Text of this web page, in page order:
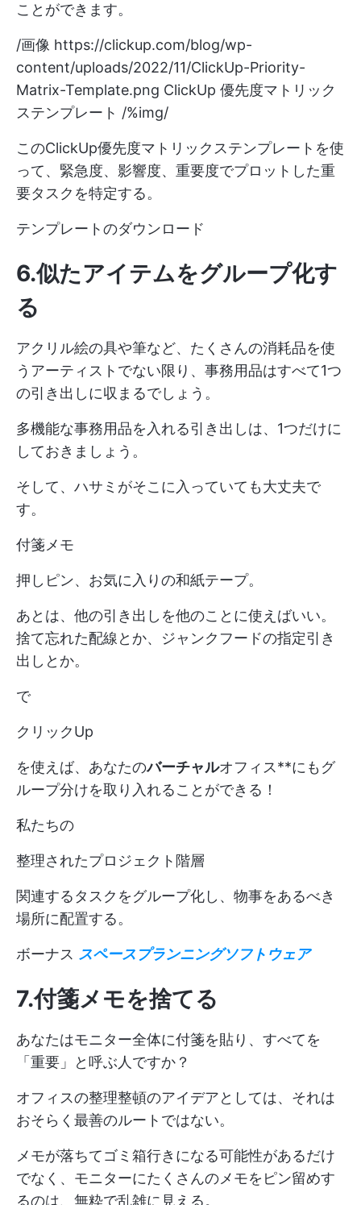
ことができます。
/画像 https://clickup.com/blog/wp-
content/uploads/2022/11/ClickUp-Priority-
Matrix-Template.png ClickUp 優先度マトリック
ステンプレート /%img/
このClickUp優先度マトリックステンプレートを使
って、緊急度、影響度、重要度でプロットした重
要タスクを特定する。
テンプレートのダウンロード
6.似たアイテムをグループ化す
る
アクリル絵の具や筆など、たくさんの消耗品を使
うアーティストでない限り、事務用品はすべて1つ
の引き出しに収まるでしょう。
多機能な事務用品を入れる引き出しは、1つだけに
しておきましょう。
そして、ハサミがそこに入っていても大丈夫で
す。
付箋メモ
押しピン、お気に入りの和紙テープ。
あとは、他の引き出しを他のことに使えばいい。
捨て忘れた配線とか、ジャンクフードの指定引き
出しとか。
で
クリックUp
を使えば、あなたのバーチャルオフィス**にもグ
ループ分けを取り入れることができる！
私たちの
整理されたプロジェクト階層
関連するタスクをグループ化し、物事をあるべき
場所に配置する。
ボーナス スペースプランニングソフトウェア
7.付箋メモを捨てる
あなたはモニター全体に付箋を貼り、すべてを
「重要」と呼ぶ人ですか？
オフィスの整理整頓のアイデアとしては、それは
おそらく最善のルートではない。
メモが落ちてゴミ箱行きになる可能性があるだけ
でなく、モニターにたくさんのメモをピン留めす
るのは、無粋で乱雑に見える。